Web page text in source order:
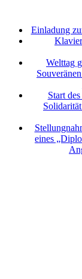
Einladung
Welttag
Start
eines